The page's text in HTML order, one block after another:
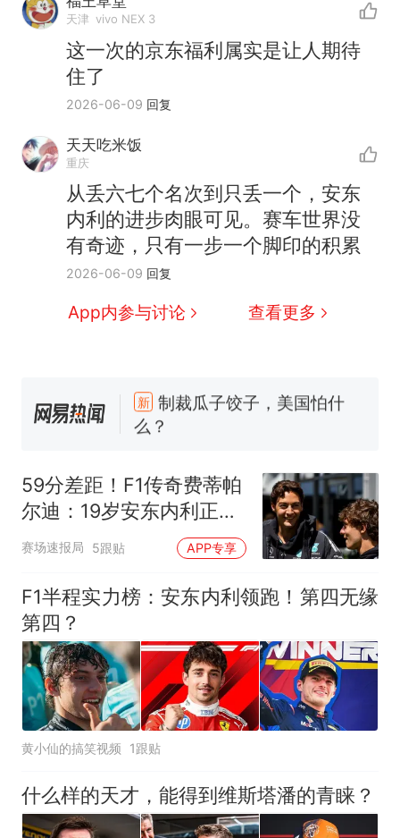
天津 vivo NEX 3
这一次的京东福利属实是让人期待
住了
2026-06-09 回复
天天吃米饭
重庆
从丢六七个名次到只丢一个，安东
内利的进步肉眼可见。赛车世界没
有奇迹，只有一步一个脚印的积累
2026-06-09 回复
App内参与讨论 查看更多
人生
新 制裁瓜子饺子，美国怕什
么？
号，仅凭视频评出？中国烹饪
协会回应
男子上山采菌偶然发现鸡枞菌
窝，原地守1天等它长大：挖了
140多朵
美国渔民钓获鲨鱼徒手将其拽
来源：参考消息）
笔试第一被第二名传话劝弃考
热 那个在床头放菜刀的女孩，
因老师一句“跟我回家”改写了
人生
59分差距！F1传奇费蒂帕
尔迪：19岁安东内利正给
拉塞尔带来巨大压力
赛场速报局 5跟贴 APP专享
F1半程实力榜：安东内利领跑！第四无缘
第四？
黄小仙的搞笑视频 1跟贴
什么样的天才，能得到维斯塔潘的青睐？